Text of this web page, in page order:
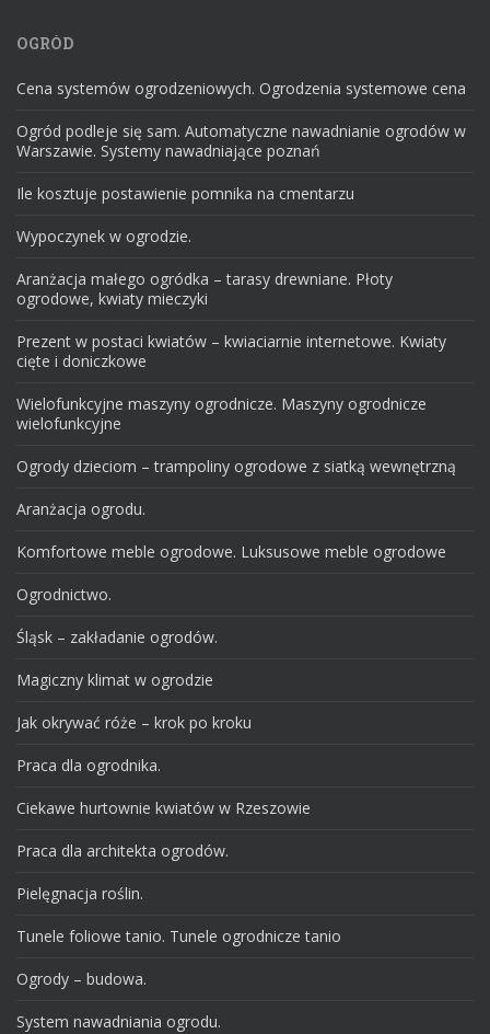
OGRÓD
Cena systemów ogrodzeniowych. Ogrodzenia systemowe cena
Ogród podleje się sam. Automatyczne nawadnianie ogrodów w
Warszawie. Systemy nawadniające poznań
Ile kosztuje postawienie pomnika na cmentarzu
Wypoczynek w ogrodzie.
Aranżacja małego ogródka – tarasy drewniane. Płoty
ogrodowe, kwiaty mieczyki
Prezent w postaci kwiatów – kwiaciarnie internetowe. Kwiaty
cięte i doniczkowe
Wielofunkcyjne maszyny ogrodnicze. Maszyny ogrodnicze
wielofunkcyjne
Ogrody dzieciom – trampoliny ogrodowe z siatką wewnętrzną
Aranżacja ogrodu.
Komfortowe meble ogrodowe. Luksusowe meble ogrodowe
Ogrodnictwo.
Śląsk – zakładanie ogrodów.
Magiczny klimat w ogrodzie
Jak okrywać róże – krok po kroku
Praca dla ogrodnika.
Ciekawe hurtownie kwiatów w Rzeszowie
Praca dla architekta ogrodów.
Pielęgnacja roślin.
Tunele foliowe tanio. Tunele ogrodnicze tanio
Ogrody – budowa.
System nawadniania ogrodu.